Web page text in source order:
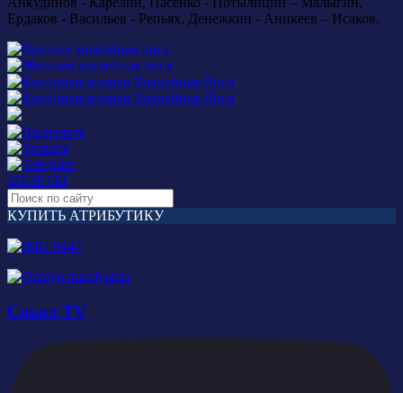
Ердаков - Васильев - Репьях, Денежкин - Аникеев – Исаков.
БИЛЕТЫ
КУПИТЬ АТРИБУТИКУ
Сокол TV